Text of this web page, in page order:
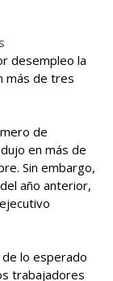
desempleo la
más de tres
de
en más de
Sin embargo,
año anterior,
lo esperado
trabajadores